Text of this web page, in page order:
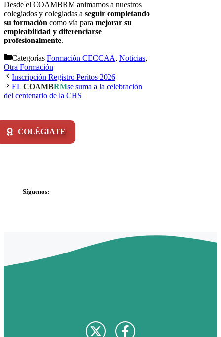
Desde el COAMBRM animamos a nuestros
colegiados y colegiadas a seguir completando
su formación como vía para mejorar su
empleabilidad y diferenciarse
profesionalmente.
Categorías Formación CECCAA, Noticias,
Otra Formación
Inscripción Registro Peritos 2026
EL COAMBRMse suma a la celebración
del centenario de la CHS
COLÉGIATE
Síguenos: